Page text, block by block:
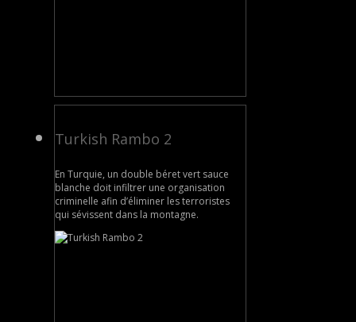
Turkish Rambo 2
En Turquie, un double béret vert sauce
blanche doit infiltrer une organisation
criminelle afin d’éliminer les terroristes
qui sévissent dans la montagne.